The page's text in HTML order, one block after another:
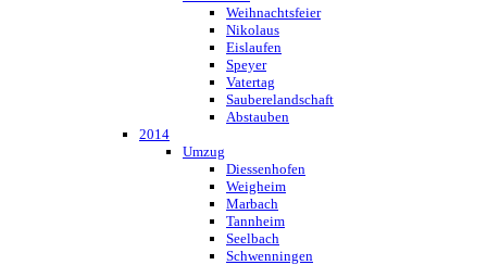
Weihnachtsfeier
Nikolaus
Eislaufen
Speyer
Vatertag
Sauberelandschaft
Abstauben
2014
Umzug
Diessenhofen
Weigheim
Marbach
Tannheim
Seelbach
Schwenningen